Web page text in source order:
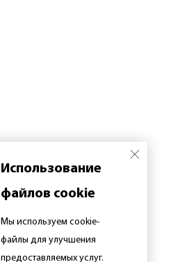
Использование
файлов cookie
Мы используем cookie-
файлы для улучшения
предоставляемых услуг.